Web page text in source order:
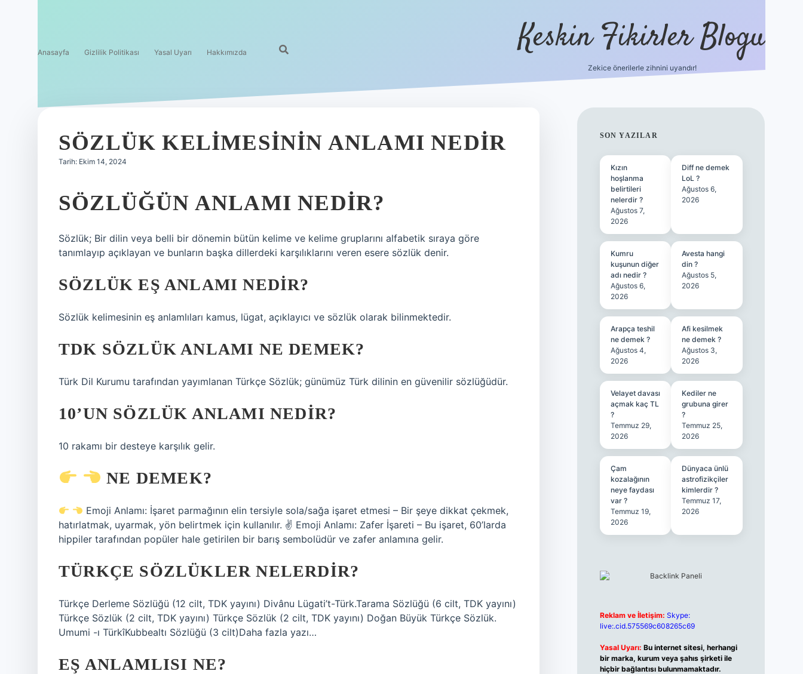
Anasayfa Gizlilik Politikası Yasal Uyarı Hakkımızda Keskin Fikirler Blogu
Zekice önerilerle zihnini uyandır!
SÖZLÜK KELIMESININ ANLAMI NEDIR
Tarih: Ekim 14, 2024
SÖZLÜĞÜN ANLAMI NEDIR?
Sözlük; Bir dilin veya belli bir dönemin bütün kelime ve kelime gruplarını alfabetik sıraya göre
tanımlayıp açıklayan ve bunların başka dillerdeki karşılıklarını veren esere sözlük denir.
SÖZLÜK EŞ ANLAMI NEDIR?
Sözlük kelimesinin eş anlamlıları kamus, lügat, açıklayıcı ve sözlük olarak bilinmektedir.
TDK SÖZLÜK ANLAMI NE DEMEK?
Türk Dil Kurumu tarafından yayımlanan Türkçe Sözlük; günümüz Türk dilinin en güvenilir sözlüğüdür.
10’UN SÖZLÜK ANLAMI NEDIR?
10 rakamı bir desteye karşılık gelir.
NE DEMEK?
Emoji Anlamı: İşaret parmağının elin tersiyle sola/sağa işaret etmesi – Bir şeye dikkat çekmek,
hatırlatmak, uyarmak, yön belirtmek için kullanılır. ✌ Emoji Anlamı: Zafer İşareti – Bu işaret, 60’larda
hippiler tarafından popüler hale getirilen bir barış sembolüdür ve zafer anlamına gelir.
TÜRKÇE SÖZLÜKLER NELERDIR?
Türkçe Derleme Sözlüğü (12 cilt, TDK yayını) Divânu Lügati’t-Türk.Tarama Sözlüğü (6 cilt, TDK yayını)
Türkçe Sözlük (2 cilt, TDK yayını) Türkçe Sözlük (2 cilt, TDK yayını) Doğan Büyük Türkçe Sözlük.
Umumi -ı TürkîKubbealtı Sözlüğü (3 cilt)Daha fazla yazı…
EŞ ANLAMLISI NE?
SIDEBAR
SON YAZILAR
Kızın
hoşlanma
belirtileri
nelerdir ?
Ağustos 7,
2026
Diff ne demek
LoL ?
Ağustos 6,
2026
Kumru
kuşunun diğer
adı nedir ?
Ağustos 6,
2026
Avesta hangi
din ?
Ağustos 5,
2026
Arapça teshil
ne demek ?
Ağustos 4,
2026
Afi kesilmek
ne demek ?
Ağustos 3,
2026
Velayet davası
açmak kaç TL
?
Temmuz 29,
2026
Kediler ne
grubuna girer
?
Temmuz 25,
2026
Çam
kozalağının
neye faydası
var ?
Temmuz 19,
2026
Dünyaca ünlü
astrofizikçiler
kimlerdir ?
Temmuz 17,
2026
Reklam ve İletişim: Skype:
live:.cid.575569c608265c69
Yasal Uyarı: Bu internet sitesi, herhangi
bir marka, kurum veya şahıs şirketi ile
hiçbir bağlantısı bulunmamaktadır.